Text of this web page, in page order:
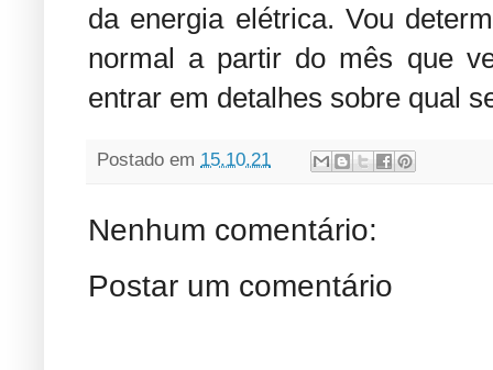
da energia elétrica. Vou
normal a partir do mês que
entrar em detalhes sobre qual
Postado em 15.10.21
Nenhum comentário:
Postar um comentário